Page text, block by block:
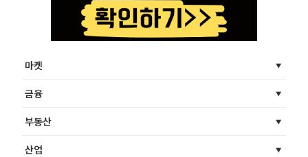
마켓
금융
부동산
산업